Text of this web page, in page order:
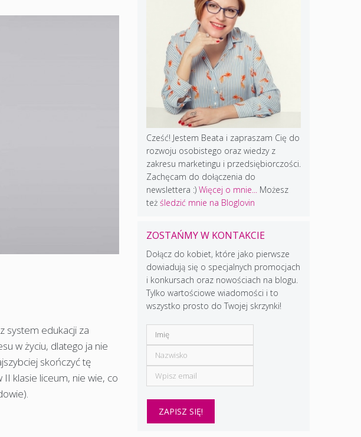
system edukacji za
w życiu, dlatego ja nie
skończyć tę
klasie liceum, nie wie, co
Cześć! Jestem Beata i zapraszam Cię do
rozwoju osobistego oraz wiedzy z
zakresu marketingu i przedsiębiorczości.
Zachęcam do dołączenia do
newslettera :) Więcej o mnie...Możesz
też śledzić mnie na Bloglovin
ZOSTAŃMY W KONTAKCIE
Dołącz do kobiet, które jako pierwsze
dowiadują się o specjalnych promocjach
i konkursach oraz nowościach na blogu.
Tylko wartościowe wiadomości i to
wszystko prosto do Twojej skrzynki!